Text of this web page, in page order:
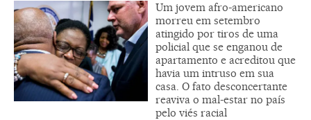
Um jovem afro-americano
morreu em setembro
atingido por tiros de uma
policial que se enganou de
apartamento e acreditou que
havia um intruso em sua
casa. O fato desconcertante
reaviva o mal-estar no país
pelo viés racial